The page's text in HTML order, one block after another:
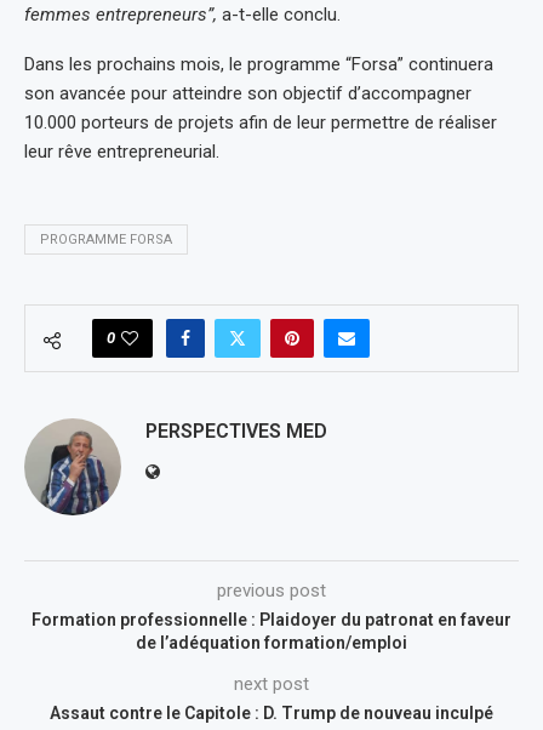
femmes entrepreneurs”, a-t-elle conclu.
Dans les prochains mois, le programme “Forsa” continuera
son avancée pour atteindre son objectif d’accompagner
10.000 porteurs de projets afin de leur permettre de réaliser
leur rêve entrepreneurial.
PROGRAMME FORSA
0
PERSPECTIVES MED
previous post
Formation professionnelle : Plaidoyer du patronat en faveur
de l’adéquation formation/emploi
next post
Assaut contre le Capitole : D. Trump de nouveau inculpé